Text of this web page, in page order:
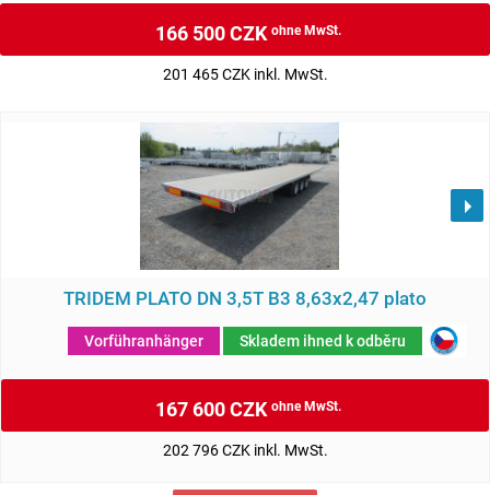
166 500 CZKohne MwSt.
201 465 CZK inkl. MwSt.
TRIDEM PLATO DN 3,5T B3 8,63x2,47 plato
Vorführanhänger Skladem ihned k odběru
167 600 CZKohne MwSt.
202 796 CZK inkl. MwSt.